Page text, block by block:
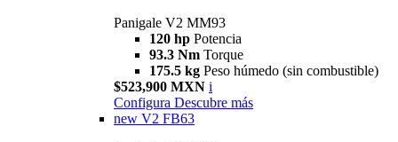
Panigale V2 MM93
120 hp Potencia
93.3 Nm Torque
175.5 kg Peso húmedo (sin combustible)
$523,900 MXN i
Configura Descubre más
new V2 FB63